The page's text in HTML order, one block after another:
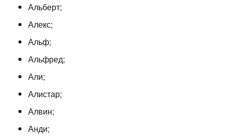
Альберт;
Алекс;
Альф;
Альфред;
Али;
Алистар;
Алвин;
Анди;